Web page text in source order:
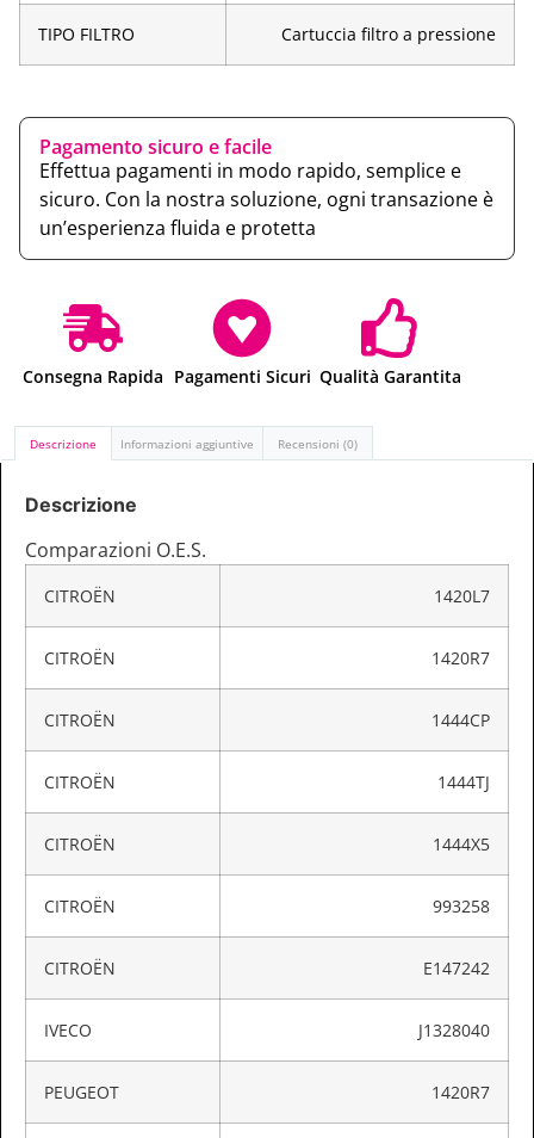
TIPO FILTRO Cartuccia filtro a pressione
Pagamento sicuro e facile
Effettua pagamenti in modo rapido, semplice e
sicuro. Con la nostra soluzione, ogni transazione è
un’esperienza fluida e protetta
Consegna Rapida Pagamenti Sicuri Qualità Garantita
Descrizione Informazioni aggiuntive Recensioni (0)
Descrizione
Comparazioni O.E.S.
CITROËN 1420L7
CITROËN 1420R7
CITROËN 1444CP
CITROËN 1444TJ
CITROËN 1444X5
CITROËN 993258
CITROËN E147242
IVECO J1328040
PEUGEOT 1420R7